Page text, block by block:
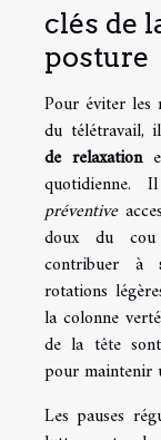
clés de
posture
Pour éviter les
du télétravail,
de relaxation
quotidienne.
préventive
doux du cou
contribuer à
rotations
la colonne
de la tête
pour maintenir
Les pauses